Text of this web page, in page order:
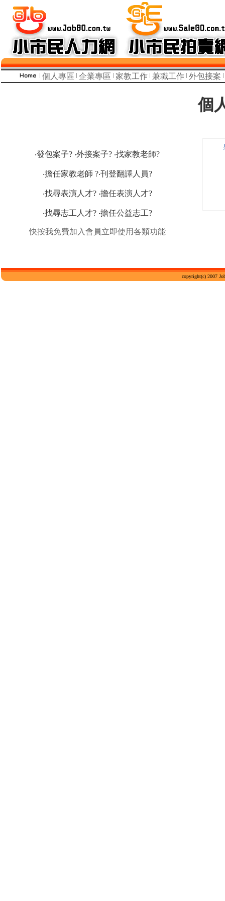
個人專區 企業專區 家教工作 兼職工作 外包接案
個
‧發包案子? ‧外接案子? ‧找家教老師?
‧擔任家教老師 ?‧刊登翻譯人員?
‧找尋表演人才? ‧擔任表演人才?
‧找尋志工人才? ‧擔任公益志工?
快按我免費加入會員立即使用各類功能
copyright(c) 2007